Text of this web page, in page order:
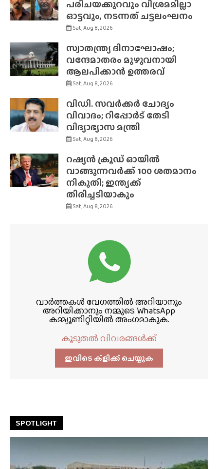
പരിചയക്കുറവും വിശ്രമമില്ലാ
ഓട്ടവും, നടന്നത് ചട്ടലംഘനം
Sat, Aug 8, 2026
സ്വാതന്ത്ര്യ ദിനാഘോഷം;
വന്ദേമാതരം മുഴുവനായി
ആലപിക്കാൻ ഉത്തരവ്
Sat, Aug 8, 2026
വിഡി. സവർക്കർ ചോദ്യം
വിവാദം; റിപ്പോർട് തേടി
വിദ്യാഭ്യാസ മന്ത്രി
Sat, Aug 8, 2026
റഷ്യൻ ക്രൂഡ് ഓയിൽ
വാങ്ങുന്നവർക്ക് 100 ശതമാനം
നികുതി; ഇന്ത്യക്ക്
തിരിച്ചടിയാകും
Sat, Aug 8, 2026
വാർത്തകൾ വേഗത്തിൽ അറിയാനും
അറിയിക്കാനും നമ്മുടെ WhatsApp
കമ്മ്യൂണിറ്റിയിൽ അംഗമാകുക.
കൂടുതൽ വിവരങ്ങൾക്ക്
ഇവിടെ ക്ളിക്ക്‌ ചെയ്യുക
SPOTLIGHT